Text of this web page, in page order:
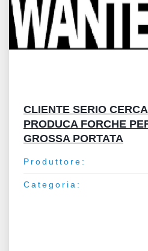
CLIENTE SERIO
PRODUCA FORCHE
GROSSA PORTATA
Produttore:
Categoria: